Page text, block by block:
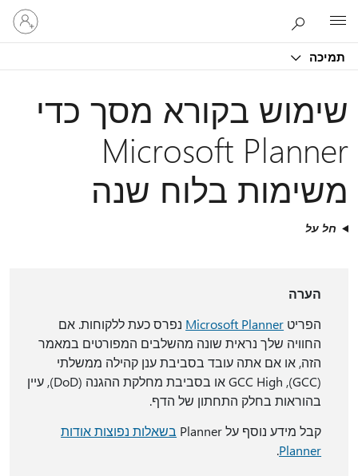
תמיכה
היכנס
לחשבון
שלך
שימוש בקורא מסך כדי
Microsoft Planner
משימות בלוח שנה
חל על
הערה
הפריט Microsoft Planner נפרס כעת ללקוחות. אם
החוויה שלך נראית שונה מהשלבים המפורטים במאמר
הזה, או אם אתה עובד בסביבת ענן קהילה ממשלתי
(GCC), GCC High או בסביבת מחלקת ההגנה (DoD), עיין
בהוראות בחלק התחתון של הדף.
קבל מידע נוסף על Planner
בשאלות נפוצות אודות
Planner
.